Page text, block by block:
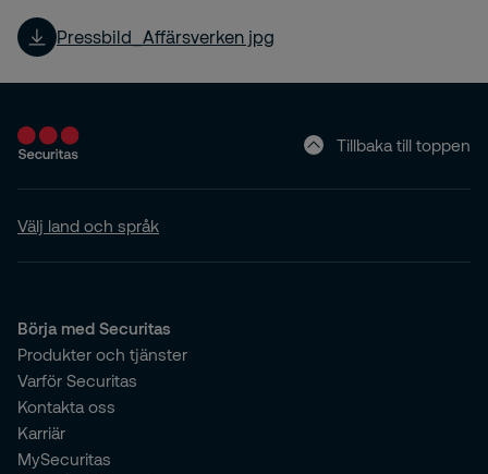
Pressbild_Affärsverken jpg
Tillbaka till toppen
Välj land och språk
Börja med Securitas
Produkter och tjänster
Varför Securitas
Kontakta oss
Karriär
MySecuritas